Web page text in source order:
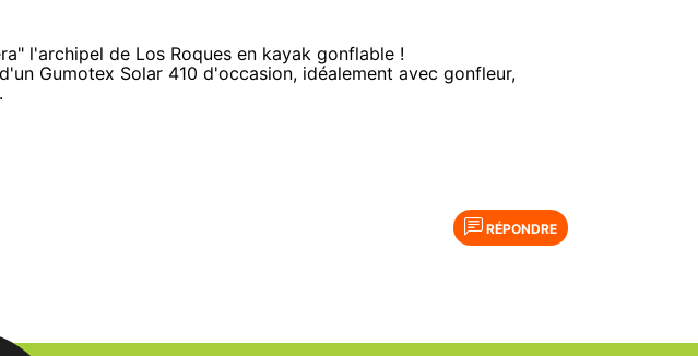
l'archipel de Los Roques en kayak gonflable !
Gumotex Solar 410 d'occasion, idéalement avec gonfleur,
RÉPONDRE